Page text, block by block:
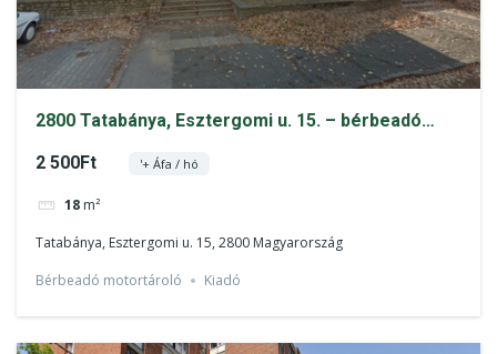
2800 Tatabánya, Esztergomi u. 15. – bérbeadó
2 500Ft '+ Áfa / hó
18 m²
Tatabánya, Esztergomi u. 15, 2800 Magyarország
Bérbeadó motortároló Kiadó